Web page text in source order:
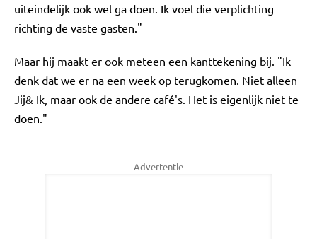
uiteindelijk ook wel ga doen. Ik voel die verplichting
richting de vaste gasten."
Maar hij maakt er ook meteen een kanttekening bij. "Ik
denk dat we er na een week op terugkomen. Niet alleen
Jij& Ik, maar ook de andere café's. Het is eigenlijk niet te
doen."
Advertentie